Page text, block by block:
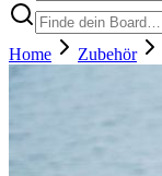
Home Zubehör